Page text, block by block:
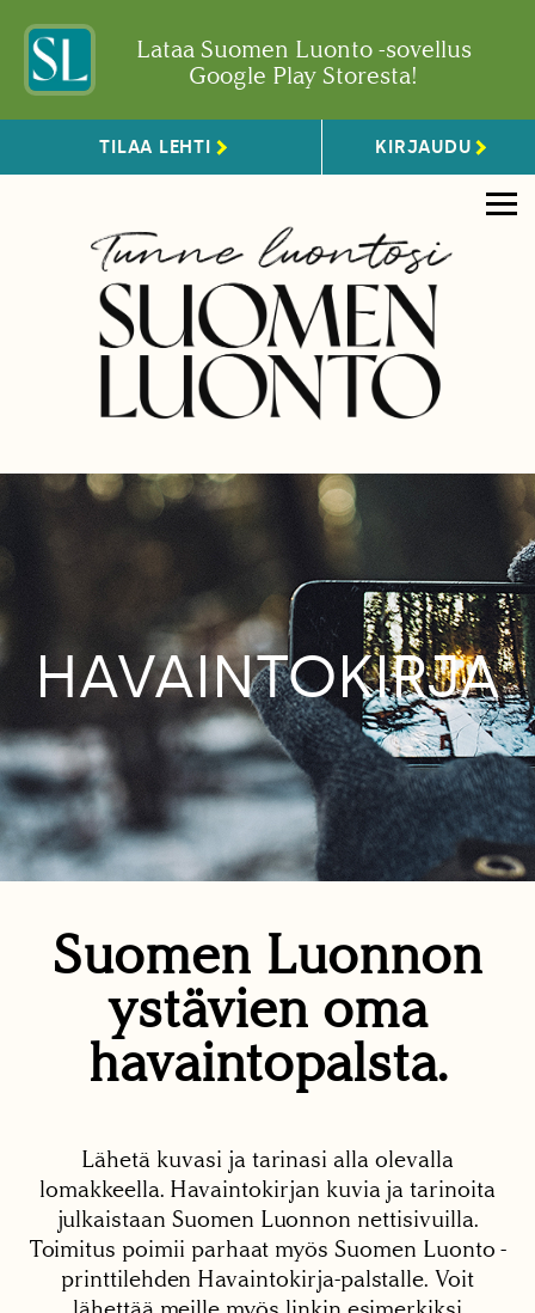
Lataa Suomen Luonto -sovellus
Google Play Storesta!
TILAA LEHTI KIRJAUDU
HAVAINTOKIRJA
Suomen Luonnon
ystävien oma
havaintopalsta.
Lähetä kuvasi ja tarinasi alla olevalla
lomakkeella. Havaintokirjan kuvia ja tarinoita
julkaistaan Suomen Luonnon nettisivuilla.
Toimitus poimii parhaat myös Suomen Luonto -
printtilehden Havaintokirja-palstalle. Voit